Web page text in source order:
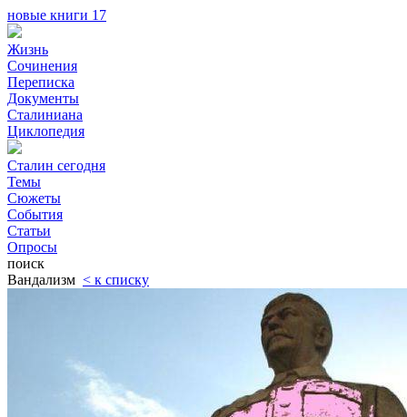
новые книги 17
Жизнь
Сочинения
Переписка
Документы
Сталиниана
Циклопедия
Сталин сегодня
Темы
Сюжеты
События
Статьи
Опросы
поиск
Вандализм < к списку